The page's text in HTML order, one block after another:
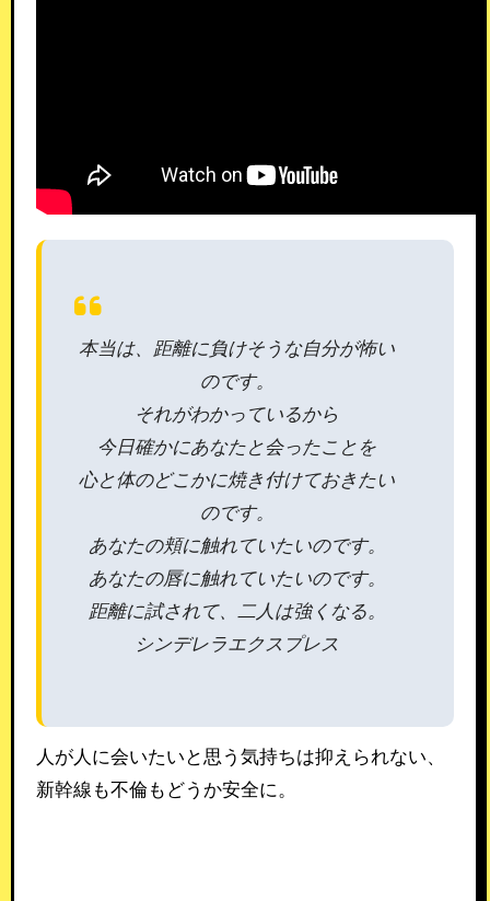
本当は、距離に負けそうな自分が怖い
のです。
それがわかっているから
今日確かにあなたと会ったことを
心と体のどこかに焼き付けておきたい
のです。
あなたの頬に触れていたいのです。
あなたの唇に触れていたいのです。
距離に試されて、二人は強くなる。
シンデレラエクスプレス
人が人に会いたいと思う気持ちは抑えられない、
新幹線も不倫もどうか安全に。